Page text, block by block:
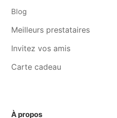
Frasnes-lez-buissenal
Réparation smartphone
Basècles
Blog
Meilleurs prestataires
Invitez vos amis
Carte cadeau
À propos